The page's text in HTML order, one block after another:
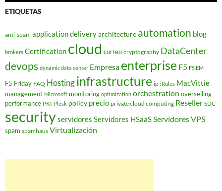
ETIQUETAS
anti-spam application deliveryarchitecture automation blog
brokers Certification cloud correo cryptography DataCenter
devops dynamic data center Empresa enterprise F5 F5 EM
F5 Friday FAQ Hostinginfrastructure ip iRules MacVittie
management Microsoft monitoring optimization orchestration overselling
performance PKI Plesk policy precio private cloud computing Reseller SDC
securityservidores Servidores HSaaSServidores VPS
spam spamhaus Virtualización